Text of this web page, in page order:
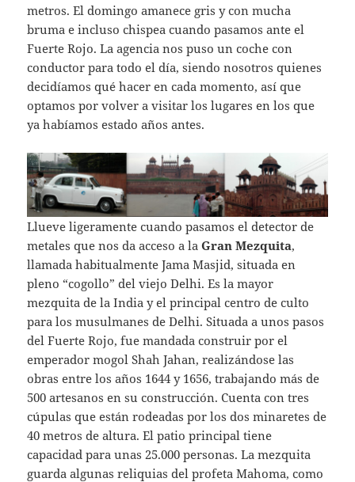
metros. El domingo amanece gris y con mucha
bruma e incluso chispea cuando pasamos ante el
Fuerte Rojo. La agencia nos puso un coche con
conductor para todo el día, siendo nosotros quienes
decidíamos qué hacer en cada momento, así que
optamos por volver a visitar los lugares en los que
ya habíamos estado años antes.
Llueve ligeramente cuando pasamos el detector de
metales que nos da acceso a laGran Mezquita,
llamada habitualmente Jama Masjid, situada en
pleno “cogollo” del viejo Delhi. Es la mayor
mezquita de la India y el principal centro de culto
para los musulmanes de Delhi. Situada a unos pasos
del Fuerte Rojo, fue mandada construir por el
emperador mogol Shah Jahan, realizándose las
obras entre los años 1644 y 1656, trabajando más de
500 artesanos en su construcción. Cuenta con tres
cúpulas que están rodeadas por los dos minaretes de
40 metros de altura. El patio principal tiene
capacidad para unas 25.000 personas. La mezquita
guarda algunas reliquias del profeta Mahoma, como